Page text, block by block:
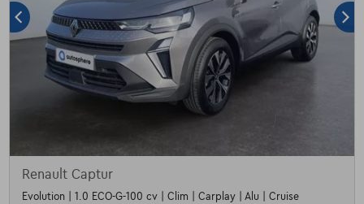
Renault Captur
Evolution | 1.0 ECO-G-100 cv | Clim | Carplay | Alu | Cruise